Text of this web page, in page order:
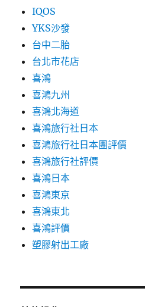
IQOS
YKS沙發
台中二胎
台北市花店
喜鴻
喜鴻九州
喜鴻北海道
喜鴻旅行社日本
喜鴻旅行社日本團評價
喜鴻旅行社評價
喜鴻日本
喜鴻東京
喜鴻東北
喜鴻評價
塑膠射出工廠